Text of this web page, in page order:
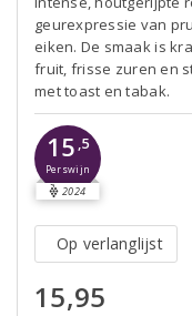
geurexpressie van
eiken. De smaak is
fruit, frisse zuren en
met toast en tabak.
15 ,5
Perswijn
2024
Op verlanglijst
15,95